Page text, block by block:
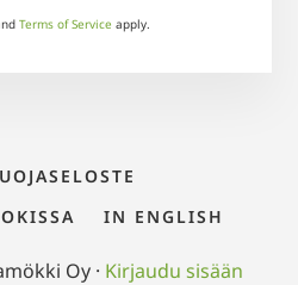
Terms of Service apply.
IN ENGLISH
Oy · Kirjaudu sisään